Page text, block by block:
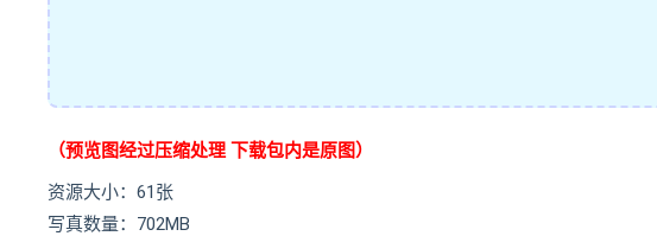
（预览图经过压缩处理 下载包内是原图）
资源大小：61张
写真数量：702MB